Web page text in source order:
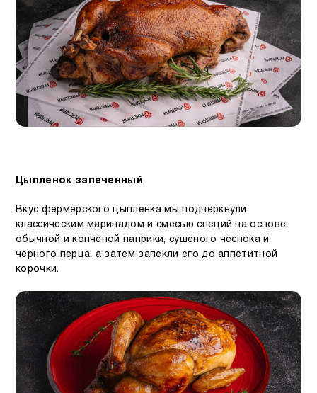
Цыпленок запеченный
Вкус фермерского цыпленка мы подчеркнули
классическим маринадом и смесью специй на основе
обычной и копченой паприки, сушеного чеснока и
черного перца, а затем запекли его до аппетитной
корочки.